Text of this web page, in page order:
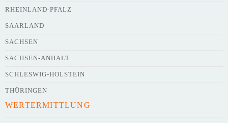
Kurze Beschreibung des Flohmarkts
Kontaktdaten des Veranstalters
RHEINLAND-PFALZ
SAARLAND
SACHSEN
SACHSEN-ANHALT
SCHLESWIG-HOLSTEIN
THÜRINGEN
WERTERMITTLUNG